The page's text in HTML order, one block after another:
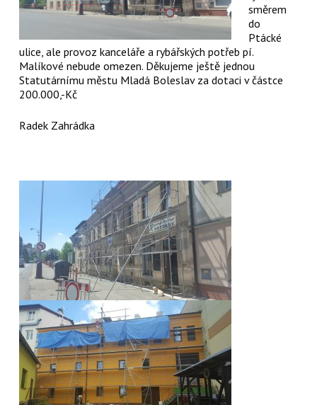
směrem
do
Ptácké
ulice, ale provoz kanceláře a rybářských potřeb pí.
Malíkové nebude omezen. Děkujeme ještě jednou
Statutárnímu městu Mladá Boleslav za dotaci v částce
200.000,-Kč
Radek Zahrádka